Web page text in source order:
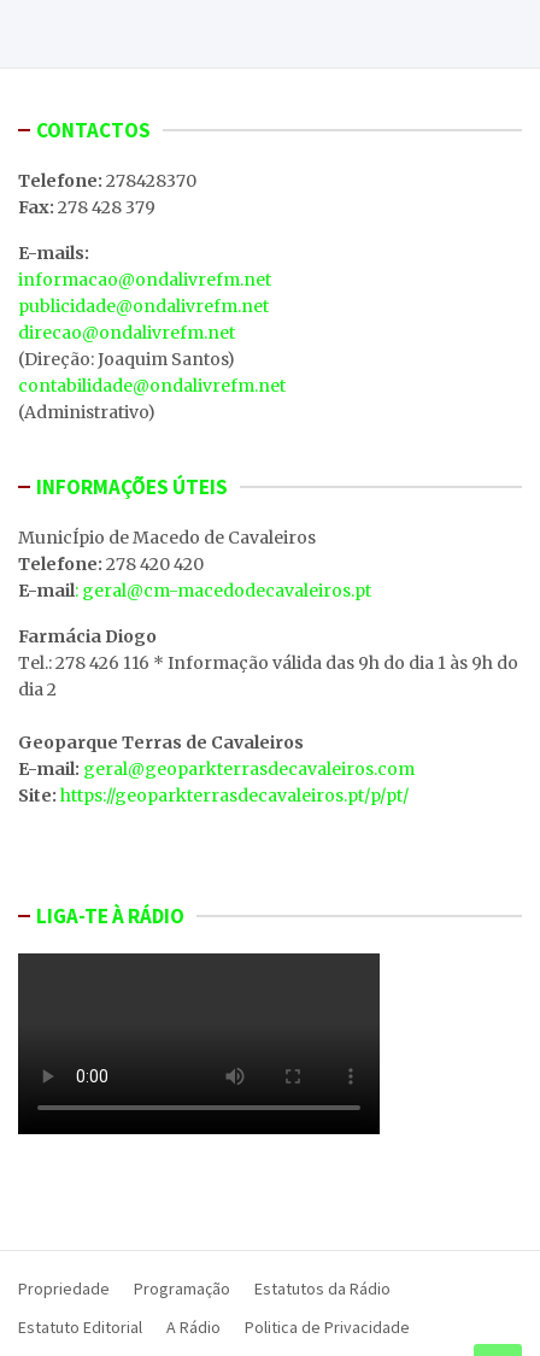
CONTACTOS
Telefone: 278428370
Fax: 278 428 379
E-mails:
informacao@ondalivrefm.net
publicidade@ondalivrefm.net
direcao@ondalivrefm.net
(Direção: Joaquim Santos)
contabilidade@ondalivrefm.net
(Administrativo)
INFORMAÇÕES ÚTEIS
MunicÍpio de Macedo de Cavaleiros
Telefone: 278 420 420
E-mail: geral@cm-macedodecavaleiros.pt
Farmácia Diogo
Tel.: 278 426 116 * Informação válida das 9h do dia 1 às 9h do
dia 2
Geoparque Terras de Cavaleiros
E-mail: geral@geoparkterrasdecavaleiros.com
Site: https://geoparkterrasdecavaleiros.pt/p/pt/
LIGA-TE À RÁDIO
Propriedade Programação
Estatutos da Rádio
Estatuto Editorial
A Rádio Politica de Privacidade